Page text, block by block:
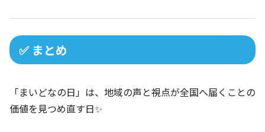
✅ まとめ
「まいどなの日」は、地域の声と視点が全国へ届くことの
価値を見つめ直す日✨